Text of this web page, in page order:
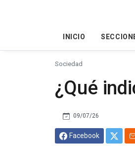
INICIO
Sociedad
¿Qué
09/07/26
Facebook